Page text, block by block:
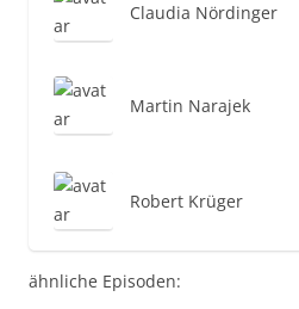
Claudia Nördinger
Martin Narajek
Robert Krüger
ähnliche Episoden: